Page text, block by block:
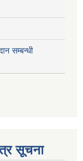
सम्बन्धी
सूचना